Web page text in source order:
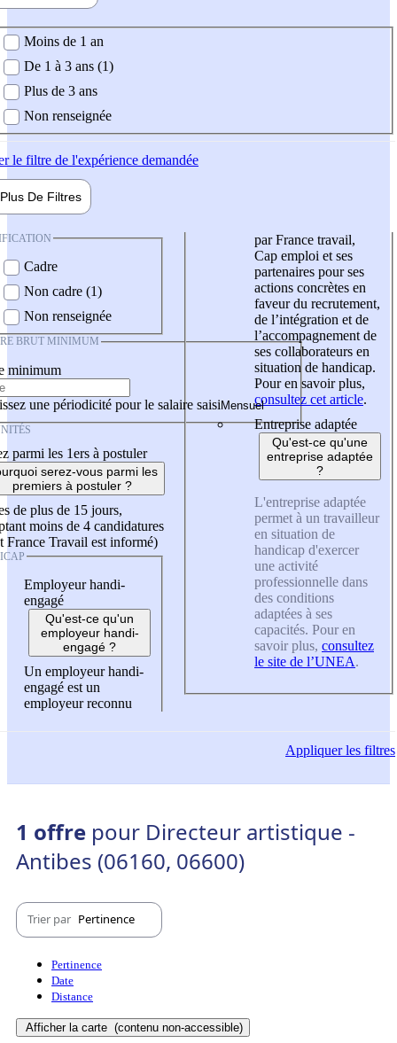
demandée
Moins de 1 an
De 1 à 3 ans (1)
Plus de 3 ans
Non renseignée
le filtre de l'expérience demandée
Plus De Filtres
Cadre
Non cadre (1)
Non renseignée
BRUT MINIMUM
minimum
une périodicité pour le salaire saisi
parmi les 1ers à postuler
serez-vous parmi les
premiers à postuler ?
de plus de 15 jours,
moins de 4 candidatures
France Travail est informé)
Employeur handi-
engagé
Qu'est-ce qu'un
employeur handi-
engagé ?
Un employeur handi-
engagé est un
employeur reconnu
par France travail,
Cap emploi et ses
partenaires pour ses
actions concrètes en
faveur du recrutement,
de l’intégration et de
l’accompagnement de
ses collaborateurs en
situation de handicap.
Pour en savoir plus,
consultez cet article.
Entreprise adaptée
Qu'est-ce qu'une
entreprise adaptée
?
L'entreprise adaptée
permet à un travailleur
en situation de
handicap d'exercer
une activité
professionnelle dans
des conditions
adaptées à ses
capacités. Pour en
savoir plus, consultez
le site de l’UNEA.
Appliquerles filtres
1 offre pour Directeur artistique -
Antibes (06160, 06600)
Trier par Pertinence
Pertinence
Date
Distance
Afficher la carte (contenu non-accessible)